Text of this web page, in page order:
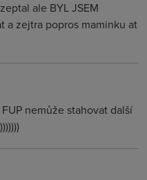
ale BYL JSEM
a zejtra popros maminku at
nemůže stahovat další